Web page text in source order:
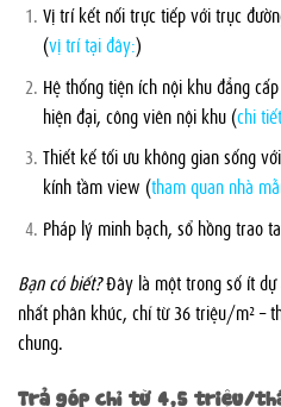
Vị trí kết nối trực tiếp với trục
(vị trí tại đây:)
Hệ thống tiện ích nội khu đẳng
hiện đại, công viên nội khu (chi
Thiết kế tối ưu không gian sống
kính tầm view (tham quan nhà
Pháp lý minh bạch, sổ hồng trao
Bạn có biết?Đây là một trong số ít dự
nhất phân khúc, chỉ từ 36 triệu/m² –
chung.
Trả góp chỉ từ 4,5 triệu/